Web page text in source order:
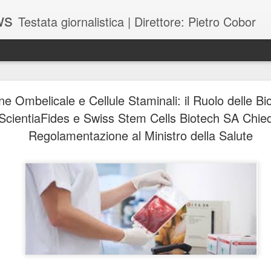
Ombelicale e Cellule Staminali: il Ruolo delle
e Swiss Stem Cells Biotech SA
Regolamentazione al Ministro della Salute
Testata giornalistica | Direttore: Pietro Cobor
JUL
28
BUONE